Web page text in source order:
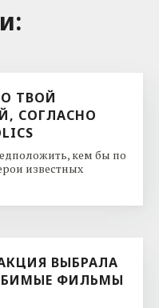
ТВОЙ
СОГЛАСНО
кем бы по
известных
ВЫБРАЛА
ФИЛЬМЫ